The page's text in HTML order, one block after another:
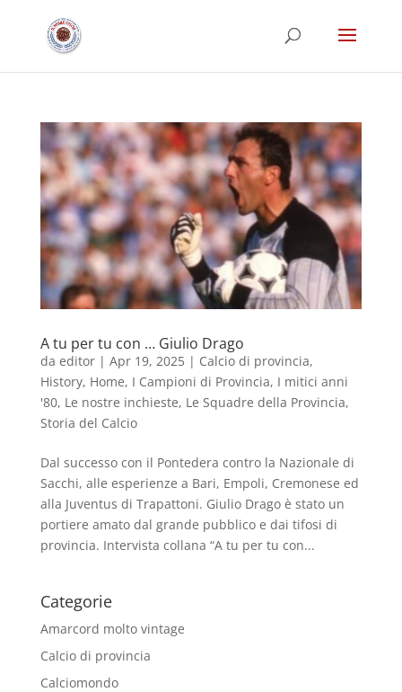
A tu per tu con … Giulio Drago
da editor| Apr 19, 2025| Calcio di provincia,
History, Home, I Campioni di Provincia, I mitici anni
'80, Le nostre inchieste, Le Squadre della Provincia,
Storia del Calcio
Dal successo con il Pontedera contro la Nazionale di
Sacchi, alle esperienze a Bari, Empoli, Cremonese ed
alla Juventus di Trapattoni. Giulio Drago è stato un
portiere amato dal grande pubblico e dai tifosi di
provincia. Intervista collana “A tu per tu con...
Categorie
Amarcord molto vintage
Calcio di provincia
Calciomondo